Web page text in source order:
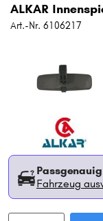
ALKAR
Art.-Nr. 6106217
Fahrzeug